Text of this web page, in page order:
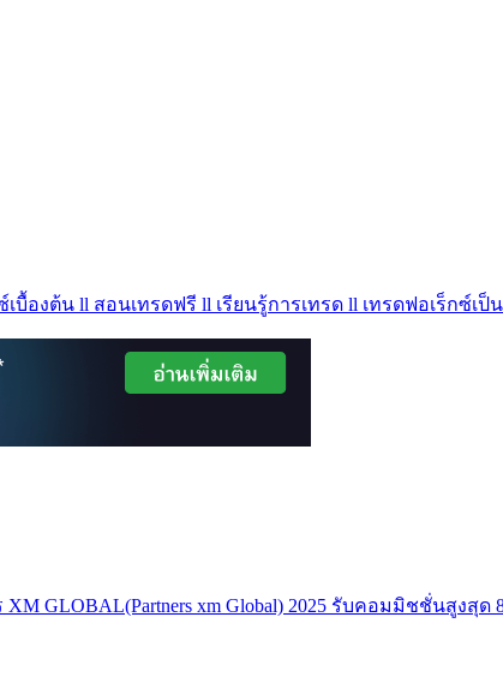
เบื้องต้น ll สอนเทรดฟรี ll เรียนรู้การเทรด ll เทรดฟอเร็กซ์เป็
GLOBAL(Partners xm Global) 2025 รับคอมมิชชั่นสูงสุด